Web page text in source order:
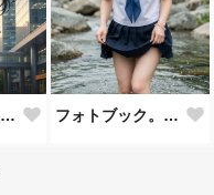
涼しい時間帯に通勤 フォトブック。渓流の風景